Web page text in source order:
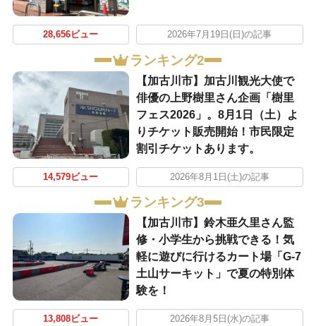
28,656ビュー 2026年7月19日(日)の記事
ランキング2
【加古川市】加古川観光大使で
俳優の上野樹里さん企画「樹里
フェス2026」。8月1日（土）よ
りチケット販売開始！市民限定
割引チケットあります。
14,579ビュー 2026年8月1日(土)の記事
ランキング3
【加古川市】鈴木亜久里さん監
修・小学生から挑戦できる！気
軽に遊びに行けるカート場「G-7
土山サーキット」で夏の特別体
験を！
13,808ビュー 2026年8月5日(水)の記事